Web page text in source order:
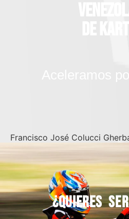
Francisco José Colucci
¿Quieres